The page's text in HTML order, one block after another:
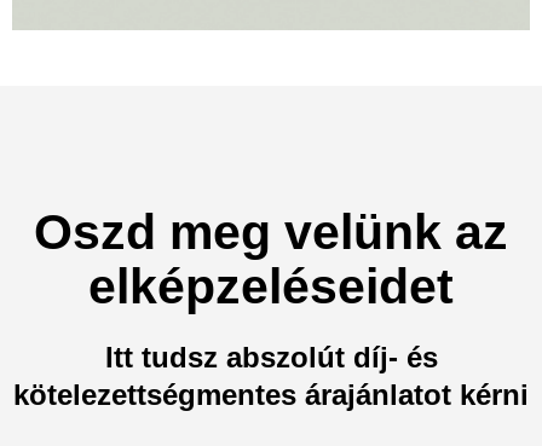
Oszd meg velünk az
elképzeléseidet
Itt tudsz abszolút díj- és
kötelezettségmentes árajánlatot kérni